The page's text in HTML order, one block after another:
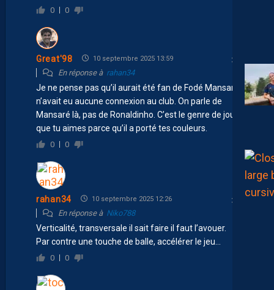
0 0
Great'98 10 septembre 2025 13:59
En réponse à rahan34
Je ne pense pas qu’il aurait été fan de Fodé Mansaré si il
n’avait eu aucune connexion au club. On parle de
Mansaré là, pas de Ronaldinho. C’est le genre de joueur
que tu aimes parce qu’il a porté tes couleurs.
0 0
rahan34 10 septembre 2025 12:26
En réponse à Niko788
Verticalité, transversale il sait faire il faut l’avouer.
Par contre une touche de balle, accélérer le jeu…
0 0